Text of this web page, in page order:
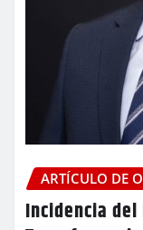
ARTÍCULO DE
Incidencia